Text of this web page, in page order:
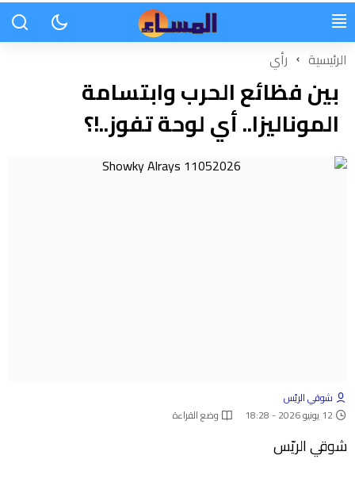
الرئيسية رأي
بين فظائع الحرب وابتسامة
الموناليزا.. أي لوحة تفوز..!؟
شوقي الريّس
12 يونيو 2026 - 18:28
وضع القراءة
شوقي الريّس